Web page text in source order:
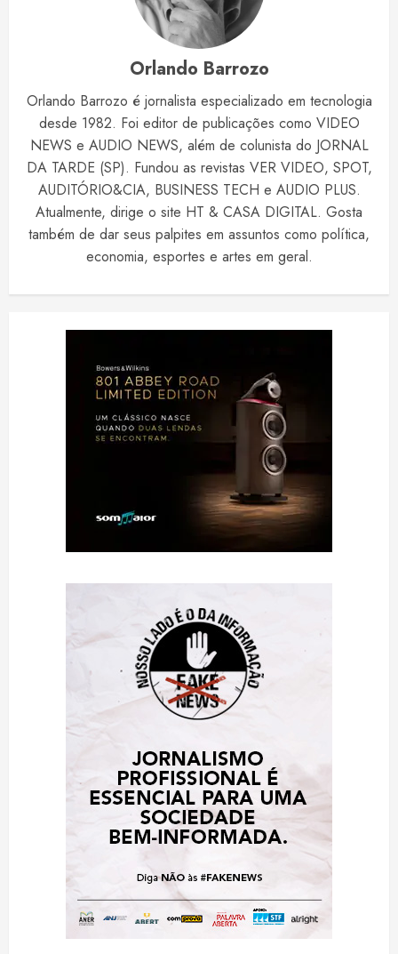
Orlando Barrozo
Orlando Barrozo é jornalista especializado em tecnologia
desde 1982. Foi editor de publicações como VIDEO
NEWS e AUDIO NEWS, além de colunista do JORNAL
DA TARDE (SP). Fundou as revistas VER VIDEO, SPOT,
AUDITÓRIO&CIA, BUSINESS TECH e AUDIO PLUS.
Atualmente, dirige o site HT & CASA DIGITAL. Gosta
também de dar seus palpites em assuntos como política,
economia, esportes e artes em geral.